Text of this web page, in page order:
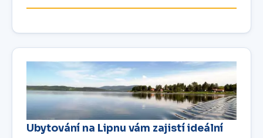
Ubytování na Lipnu vám zajistí ideální